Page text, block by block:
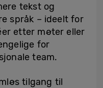
tekst og
språk – ideelt for
etter møter eller
for
team.
tilgang til